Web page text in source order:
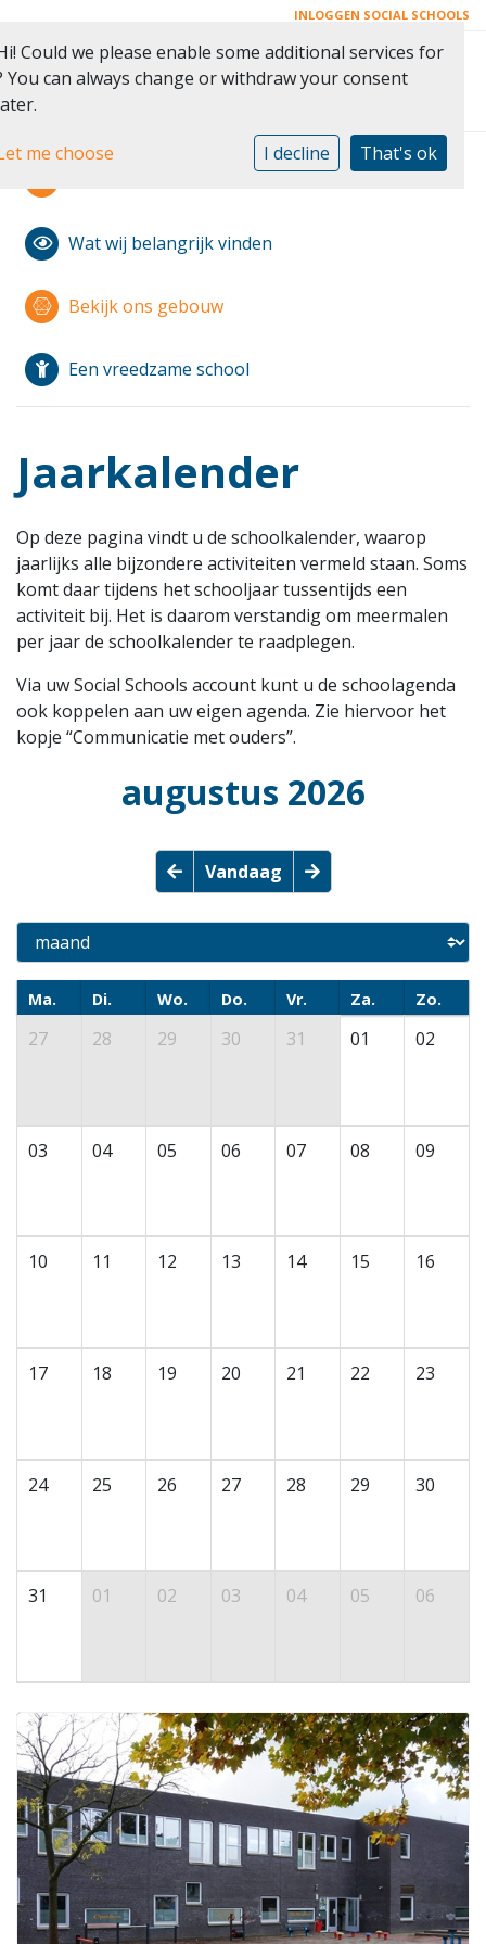
INLOGGEN SOCIAL SCHOOLS
Toggle
Wat wij belangrijk vinden
Bekijk ons gebouw
Een vreedzame school
Jaarkalender
Op deze pagina vindt u de schoolkalender, waarop
jaarlijks alle bijzondere activiteiten vermeld staan. Soms
komt daar tijdens het schooljaar tussentijds een
activiteit bij. Het is daarom verstandig om meermalen
per jaar de schoolkalender te raadplegen.
Via uw Social Schools account kunt u de schoolagenda
ook koppelen aan uw eigen agenda. Zie hiervoor het
kopje “Communicatie met ouders”.
Vandaag
augustus 2026
Ma. Di. Wo. Do. Vr. Za. Zo.
27 28 29 30 31 01 02
03 04 05 06 07 08 09
10 11 12 13 14 15 16
17 18 19 20 21 22 23
24 25 26 27 28 29 30
31 01 02 03 04 05 06
Could we please enable some additional services for
You can always change or withdraw your consent
me choose I decline That's ok